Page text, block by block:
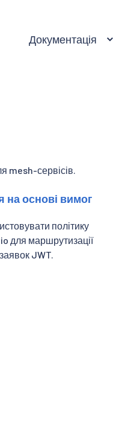
Документація
mesh-сервісів.
на основі вимог
політику
для маршрутизації
JWT.